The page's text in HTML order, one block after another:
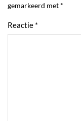
gemarkeerd met *
Reactie *